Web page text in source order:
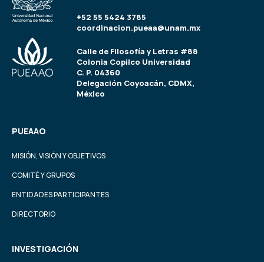
+52 55 5424 3785
coordinacion.pueaa@unam.mx
Calle de Filosofía y Letras #88
Colonia Copilco Universidad
C. P. 04360
Delegación Coyoacán, CDMX,
México
PUEAAO
MISIÓN, VISIÓN Y OBJETIVOS
COMITÉ Y GRUPOS
ENTIDADES PARTICIPANTES
DIRECTORIO
INVESTIGACIÓN